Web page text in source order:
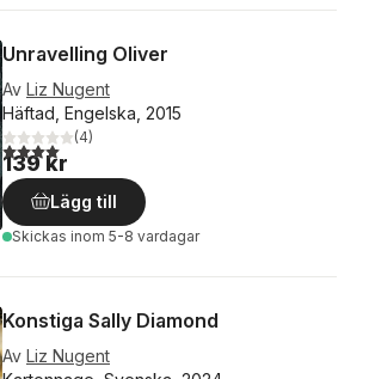
Unravelling Oliver
Av Liz Nugent
Häftad, Engelska, 2015
4,0utav 5 stjärnor. Totalt antal röster:
(4)
139 kr
Lägg till
Skickas inom 5-8 vardagar
Konstiga Sally Diamond
Av Liz Nugent